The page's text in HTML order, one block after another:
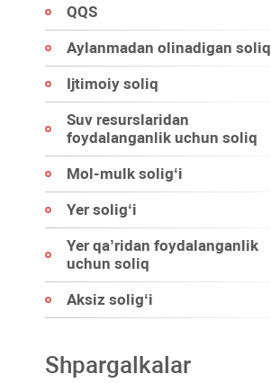
QQS
Aylanmadan olinadigan soliq
Ijtimoiy soliq
Suv resurslaridan
foydalanganlik uchun soliq
Mol-mulk soligʻi
Yer soligʻi
Yer qa’ridan foydalanganlik
uchun soliq
Aksiz soligʻi
Shpargalkalar